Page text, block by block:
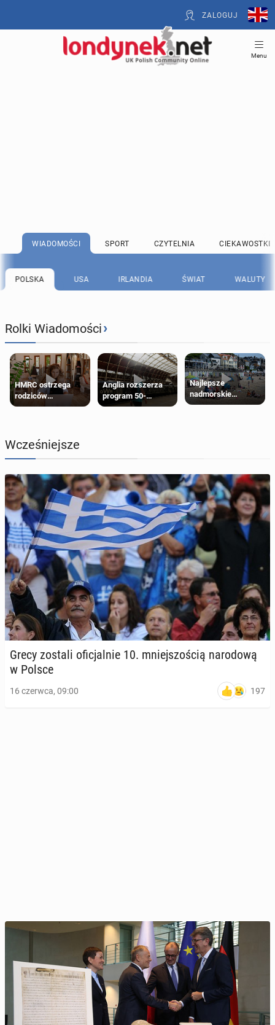
ZALOGUJ
Menu
WIADOMOŚCI SPORT CZYTELNIA CIEKAWOSTKI
POLSKA USA IRLANDIA ŚWIAT WALUTY
Rolki Wiadomości›
HMRC ostrzega
rodziców
pobierających Child
zwrotu zasiłku
Anglia rozszerza
program 50-
procentowych
Najlepsze
nadmorskie
miasteczko blisko
Wcześniejsze
Grecy zostali ofi­cjal­nie 10. mniej­szo­ścią na­ro­do­wą
w Polsce
16 czerwca, 09:00 197